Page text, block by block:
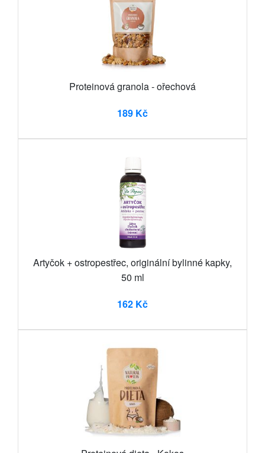
Proteinová granola - ořechová
189 Kč
Artyčok + ostropestřec, originální bylinné kapky,
50 ml
162 Kč